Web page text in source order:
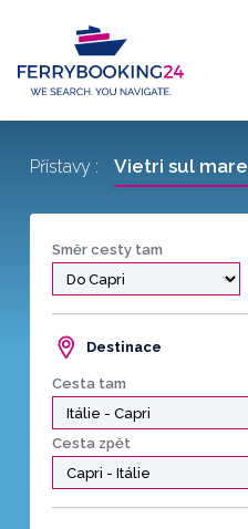
Směr cesty tam
Destinace
Cesta tam
Cesta zpět
Přístavy : Vietri sul mare